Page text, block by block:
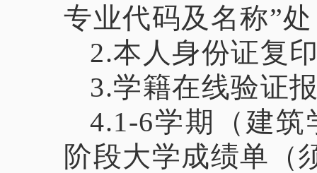
专业代码及名称”
2.本人身份证复
3.学籍在线验证
4.1-6学期（建
阶段大学成绩单（